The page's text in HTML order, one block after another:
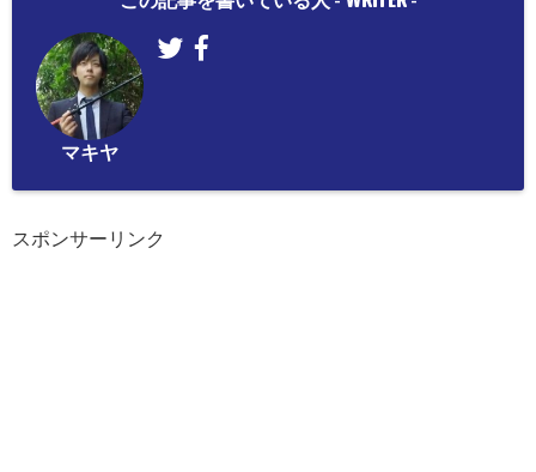
マキヤ
スポンサーリンク